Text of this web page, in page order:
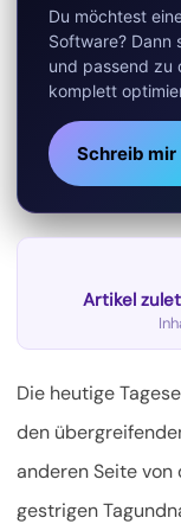
Du möchtest
Software? Dann
und passend zu
komplett
Schreib
Artikel
Die heutige
den
anderen Seite
gestrigen